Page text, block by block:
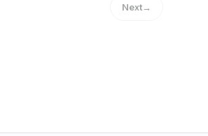
Next→